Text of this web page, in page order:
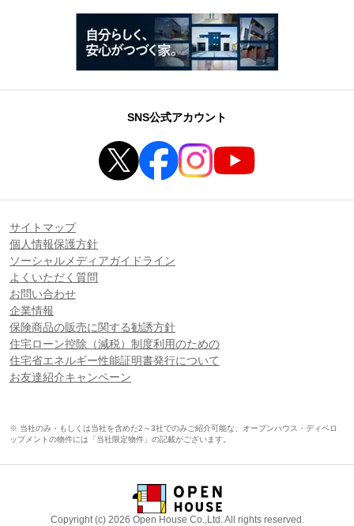
SNS公式アカウント
サイトマップ
個人情報保護方針
ソーシャルメディアガイドライン
よくいただく質問
お問い合わせ
企業情報
保険商品の販売に関する勧誘方針
住宅ローン控除（減税）制度利用のための
住宅省エネルギー性能証明書発行について
お友達紹介キャンペーン
※ 当社のみ・もしくは当社を含めた2～3社でのみご紹介可能な、オープンハウス・ディベロ
ップメントの物件には「当社限定物件」の記載がございます。
Copyright (c) 2026 Open House Co.,Ltd. All rights reserved.